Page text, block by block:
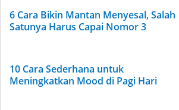
6 Cara Bikin Mantan Menyesal, Salah
Satunya Harus Capai Nomor 3
10 Cara Sederhana untuk
Meningkatkan Mood di Pagi Hari